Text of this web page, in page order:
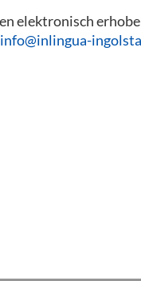
elektronisch
info@inlingua-